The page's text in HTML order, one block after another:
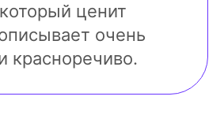
ценит
очень
красноречиво.